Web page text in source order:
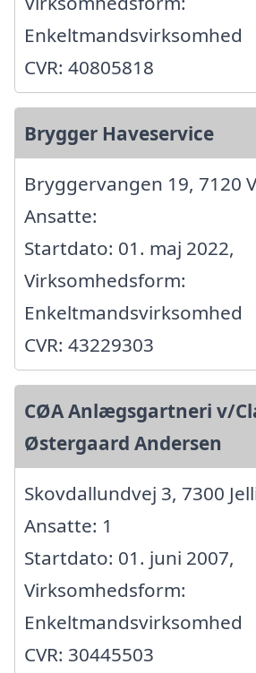
Enkeltmandsvirksomhed
CVR: 40805818
Brygger Haveservice
Bryggervangen 19, 7120
Ansatte:
Startdato: 01. maj 2022,
Virksomhedsform:
Enkeltmandsvirksomhed
CVR: 43229303
CØA Anlægsgartneri v/
Østergaard Andersen
Skovdallundvej 3, 7300
Ansatte: 1
Startdato: 01. juni 2007,
Virksomhedsform:
Enkeltmandsvirksomhed
CVR: 30445503